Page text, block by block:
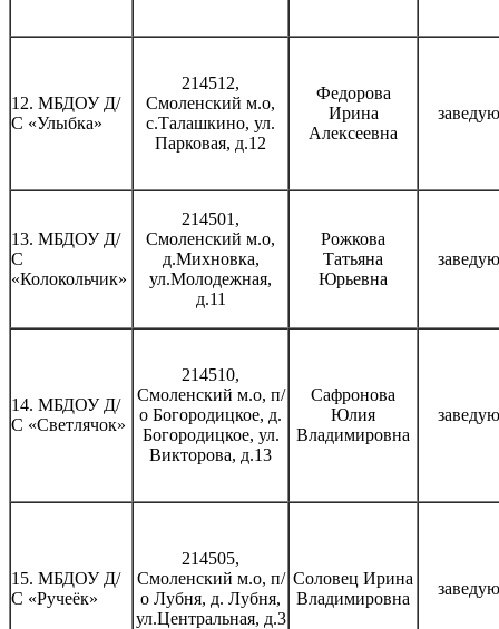
12. МБДОУ Д/
С «Улыбка»
214512,
Смоленский м.о,
с.Талашкино, ул.
Парковая, д.12
Федорова
Ирина
Алексеевна
13. МБДОУ Д/
С
«Колокольчик»
214501,
Смоленский м.о,
д.Михновка,
ул.Молодежная,
д.11
Рожкова
Татьяна
Юрьевна
14. МБДОУ Д/
С «Светлячок»
214510,
Смоленский м.о, п/
о Богородицкое, д.
Богородицкое, ул.
Викторова, д.13
Сафронова
Юлия
Владимировна
15. МБДОУ Д/
С «Ручеёк»
214505,
Смоленский м.о, п/
о Лубня, д. Лубня,
ул.Центральная, д.3
Соловец Ирина
Владимировна